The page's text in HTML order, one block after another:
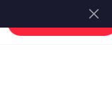
会員登録・ログイン